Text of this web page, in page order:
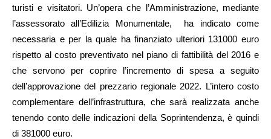
turisti e visitatori. Un’opera che l’Amministrazione, mediante
l’assessorato all’Edilizia Monumentale, ha indicato come
necessaria e per la quale ha finanziato ulteriori 131000 euro
rispetto al costo preventivato nel piano di fattibilità del 2016 e
che servono per coprire l’incremento di spesa a seguito
dell’approvazione del prezzario regionale 2022. L’intero costo
complementare dell’infrastruttura, che sarà realizzata anche
tenendo conto delle indicazioni della Soprintendenza, è quindi
di 381000 euro.